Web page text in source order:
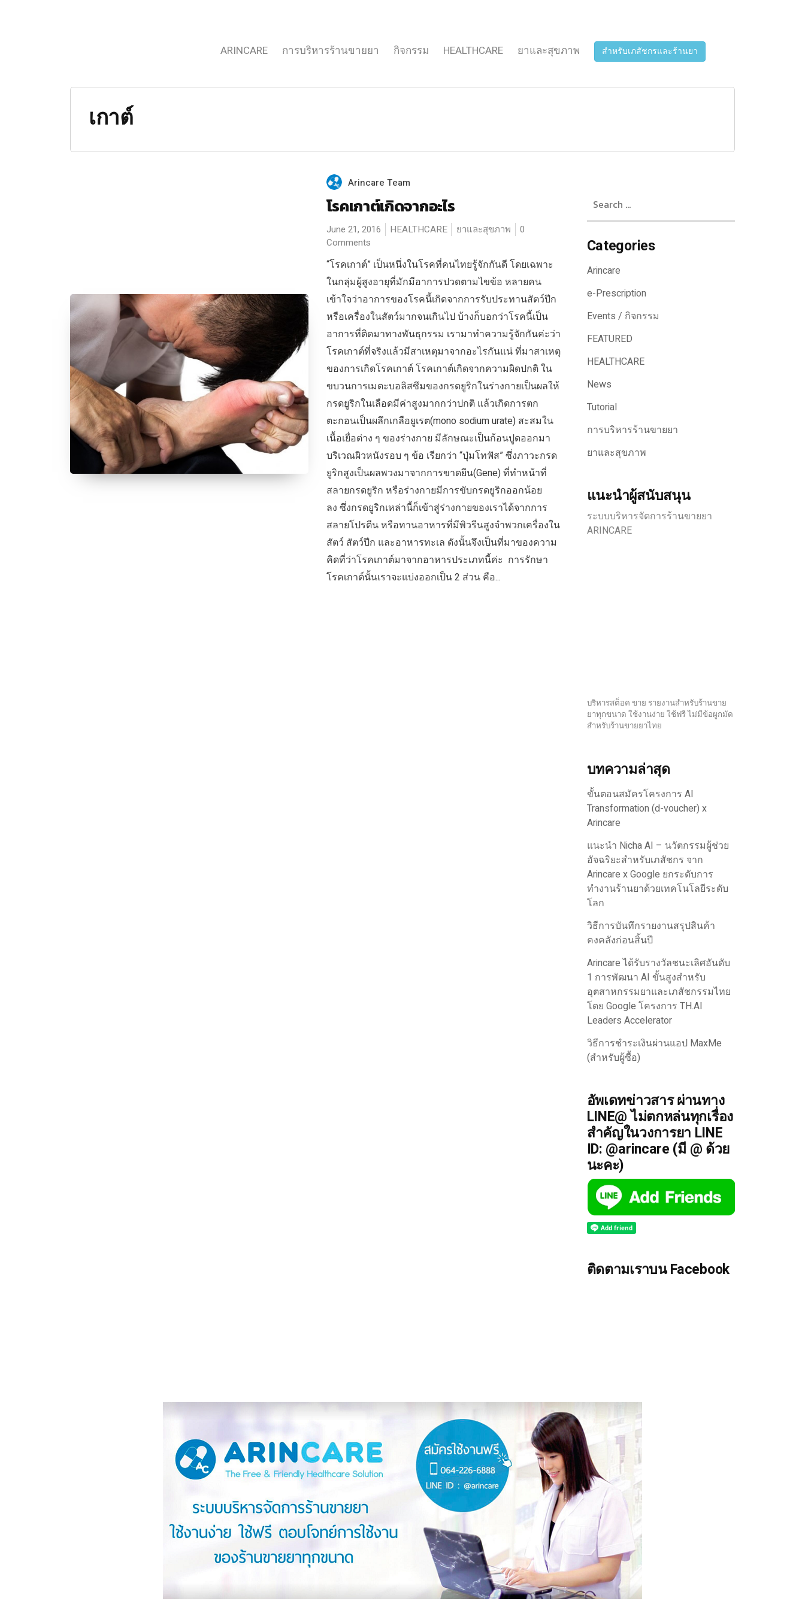
ARINCARE การบริหารร้านขายยา กิจกรรม HEALTHCARE ยาและสุขภาพ สำหรับเภสัชกรและร้านยา
เกาต์
Arincare Team
โรคเกาต์เกิดจากอะไร
June 21, 2016 HEALTHCARE ยาและสุขภาพ
0
Comments
“โรคเกาต์” เป็นหนึ่งในโรคที่คนไทยรู้จักกันดี โดยเฉพาะ
ในกลุ่มผู้สูงอายุที่มักมีอาการปวดตามไขข้อ หลายคน
เข้าใจว่าอาการของโรคนี้เกิดจากการรับประทานสัตว์ปีก
หรือเครื่องในสัตว์มากจนเกินไป บ้างก็บอกว่าโรคนี้เป็น
อาการที่ติดมาทางพันธุกรรม เรามาทำความรู้จักกันค่ะว่า
โรคเกาต์ที่จริงแล้วมีสาเหตุมาจากอะไรกันแน่ ที่มาสาเหตุ
ของการเกิดโรคเกาต์ โรคเกาต์เกิดจากความผิดปกติ ใน
ขบวนการเมตะบอลิสซึมของกรดยูริกในร่างกายเป็นผลให้
กรดยูริกในเลือดมีค่าสูงมากกว่าปกติ แล้วเกิดการตก
ตะกอนเป็นผลึกเกลือยูเรต(mono sodium urate) สะสมใน
เนื้อเยื่อต่าง ๆ ของร่างกาย มีลักษณะเป็นก้อนปูดออกมา
บริเวณผิวหนังรอบ ๆ ข้อ เรียกว่า “ปุ่มโทฟัส” ซึ่งภาวะกรด
ยูริกสูงเป็นผลพวงมาจากการขาดยีน(Gene) ที่ทำหน้าที่
สลายกรดยูริก หรือร่างกายมีการขับกรดยูริกออกน้อย
ลง ซึ่งกรดยูริกเหล่านี้ก็เข้าสู่ร่างกายของเราได้จากการ
สลายโปรตีน หรือทานอาหารที่มีพิวรีนสูงจำพวกเครื่องใน
สัตว์ สัตว์ปีก และอาหารทะเล ดังนั้นจึงเป็นที่มาของความ
คิดที่ว่าโรคเกาต์มาจากอาหารประเภทนี้ค่ะ  การรักษา
โรคเกาต์นั้นเราจะแบ่งออกเป็น 2 ส่วน คือ...
for:
Categories
Arincare
e-Prescription
Events / กิจกรรม
FEATURED
HEALTHCARE
News
Tutorial
การบริหารร้านขายยา
ยาและสุขภาพ
แนะนำผู้สนับสนุน
ระบบบริหารจัดการร้านขายยา
ARINCARE
บริหารสต็อค ขาย รายงานสำหรับร้านขาย
ยาทุกขนาด ใช้งานง่าย ใช้ฟรี ไม่มีข้อผูกมัด
สำหรับร้านขายยาไทย
บทความล่าสุด
ขั้นตอนสมัครโครงการ AI
Transformation (d-voucher) x
Arincare
แนะนำ Nicha AI – นวัตกรรมผู้ช่วย
อัจฉริยะสำหรับเภสัชกร จาก
Arincare x Google ยกระดับการ
ทำงานร้านยาด้วยเทคโนโลยีระดับ
โลก
วิธีการบันทึกรายงานสรุปสินค้า
คงคลังก่อนสิ้นปี
Arincare ได้รับรางวัลชนะเลิศอันดับ
1 การพัฒนา AI ขั้นสูงสำหรับ
อุตสาหกรรมยาและเภสัชกรรมไทย
โดย Google โครงการ TH.AI
Leaders Accelerator
วิธีการชำระเงินผ่านแอป MaxMe
(สำหรับผู้ซื้อ)
อัพเดทข่าวสาร ผ่านทาง
LINE@ ไม่ตกหล่นทุกเรื่อง
สำคัญในวงการยา LINE
ID: @arincare (มี @ ด้วย
นะคะ)
ติดตามเราบน Facebook